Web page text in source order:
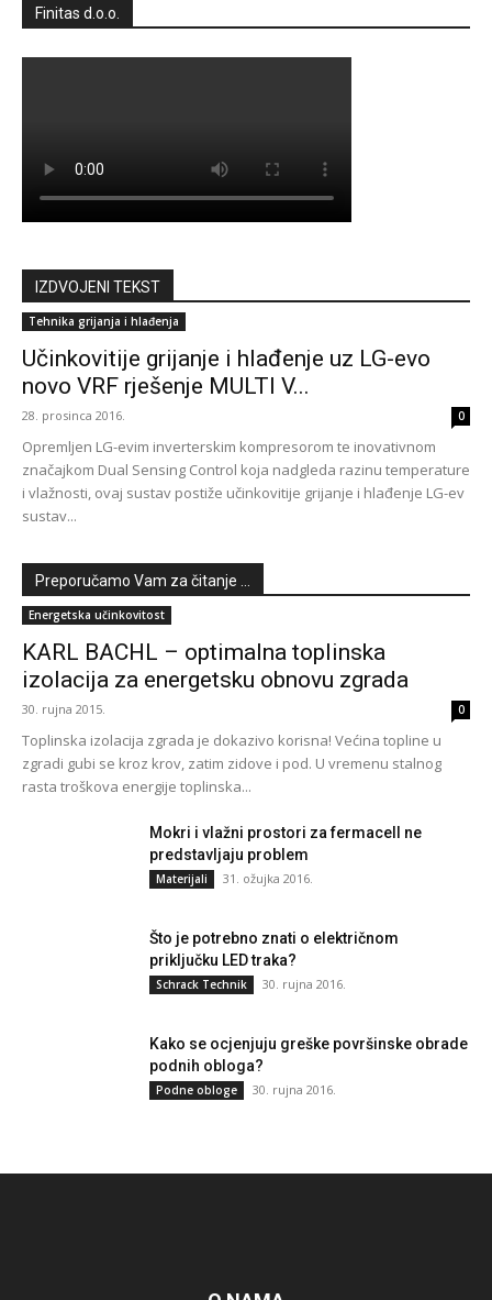
Finitas d.o.o.
IZDVOJENI TEKST
Tehnika grijanja i hlađenja
Učinkovitije grijanje i hlađenje uz LG-evo
novo VRF rješenje MULTI V...
28. prosinca 2016. 0
Opremljen LG-evim inverterskim kompresorom te inovativnom
značajkom Dual Sensing Control koja nadgleda razinu temperature
i vlažnosti, ovaj sustav postiže učinkovitije grijanje i hlađenje LG-ev
sustav...
Preporučamo Vam za čitanje ...
Energetska učinkovitost
KARL BACHL – optimalna toplinska
izolacija za energetsku obnovu zgrada
30. rujna 2015. 0
Toplinska izolacija zgrada je dokazivo korisna! Većina topline u
zgradi gubi se kroz krov, zatim zidove i pod. U vremenu stalnog
rasta troškova energije toplinska...
Mokri i vlažni prostori za fermacell ne
predstavljaju problem
Materijali 31. ožujka 2016.
Što je potrebno znati o električnom
priključku LED traka?
Schrack Technik 30. rujna 2016.
Kako se ocjenjuju greške površinske obrade
podnih obloga?
Podne obloge 30. rujna 2016.